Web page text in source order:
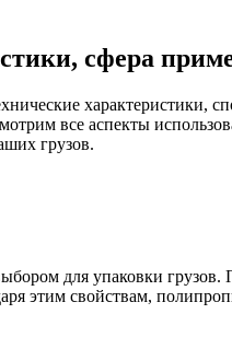
сфера
характеристики,
все аспекты
грузов.
для упаковки
этим свойствам,